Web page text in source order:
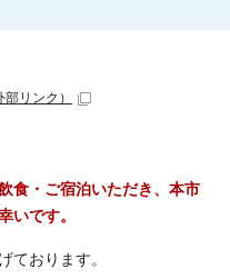
部リンク）
食・ご宿泊いただき、本市
いです。
ております。